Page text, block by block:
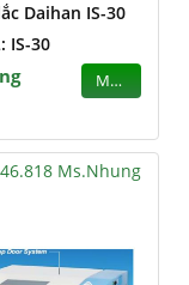
Daihan IS-30
IS-30
MUA
Ms.Nhung